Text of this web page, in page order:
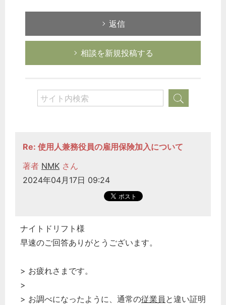
返信
相談を新規投稿する
Re: 使用人兼務役員の雇用保険加入について
著者 NMK さん
2024年04月17日 09:24
ナイトドリフト様
早速のご回答ありがとうございます。
> お疲れさまです。
>
> お調べになったように、通常の従業員 と違い証明